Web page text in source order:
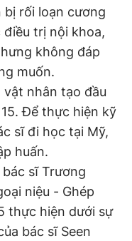
cấp ngày 24.3.2020
Niên. Cấm sao
chấp thuận bằng văn
rối loạn cương
điều trị nội khoa,
không đáp
muốn.
nhân tạo đầu
Để thực hiện kỹ
sĩ đi học tại Mỹ,
huấn.
sĩ Trương
niệu - Ghép
thực hiện dưới sự
bác sĩ Seen